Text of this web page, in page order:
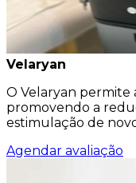
Velaryan
O Velaryan permite
promovendo a
estimulação de
Agendar avaliação